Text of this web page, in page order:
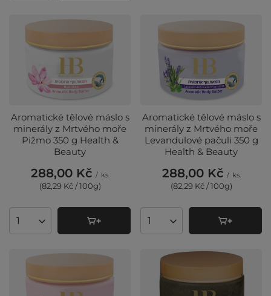
Aromatické tělové máslo s
minerály z Mrtvého moře
Pižmo 350 g Health &
Beauty
288,00 Kč / ks.
(82,29 Kč / 100g)
Množství produktů
Aromatické tělové máslo s
minerály z Mrtvého moře
Levandulové pačuli 350 g
Health & Beauty
288,00 Kč / ks.
(82,29 Kč / 100g)
Množství produktů